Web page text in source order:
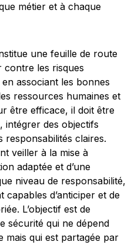
métier et à chaque
une feuille de route
les risques
associant les bonnes
ressources humaines et
être efficace, il doit être
, intégrer des objectifs
responsabilités claires.
veiller à la mise à
adaptée et d’une
niveau de responsabilité,
capables d’anticiper et de
L’objectif est de
sécurité qui ne dépend
mais qui est partagée par